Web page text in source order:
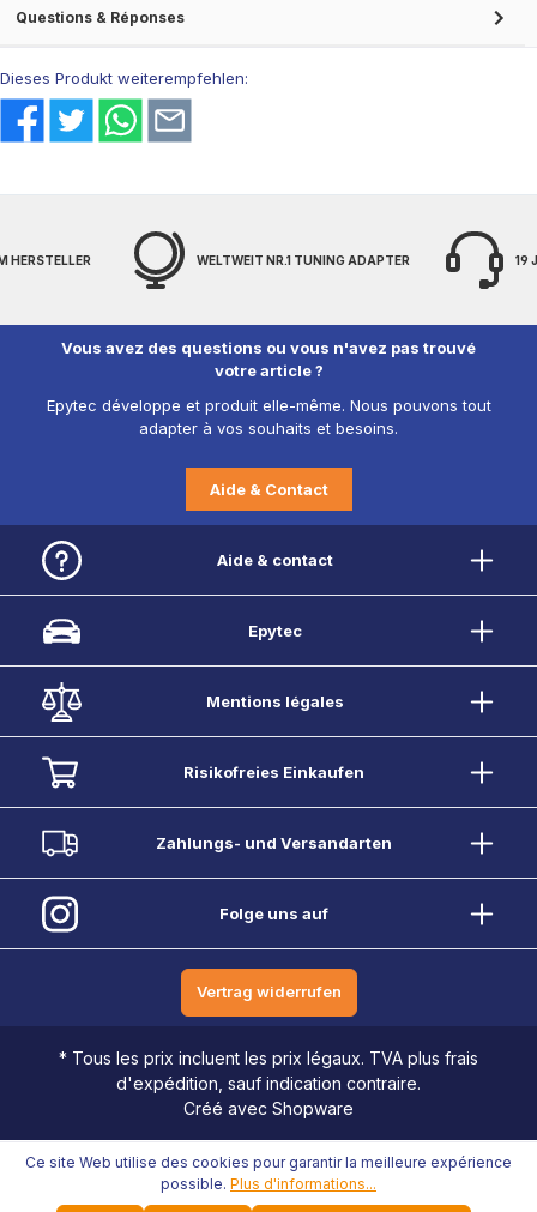
Questions & Réponses
Dieses Produkt weiterempfehlen:
WELTWEIT NR.1 TUNING ADAPTER 19 JAHRE
Vous avez des questions ou vous n'avez pas trouvé
votre article ?
Epytec développe et produit elle-même. Nous pouvons tout
adapter à vos souhaits et besoins.
Aide & Contact
Aide & contact
Epytec
Mentions légales
Risikofreies Einkaufen
Zahlungs- und Versandarten
Folge uns auf
Vertrag widerrufen
* Tous les prix incluent les prix légaux. TVA plus frais
d'expédition, sauf indication contraire.
Créé avec Shopware
Ce site Web utilise des cookies pour garantir la meilleure expérience
possible. Plus d'informations...